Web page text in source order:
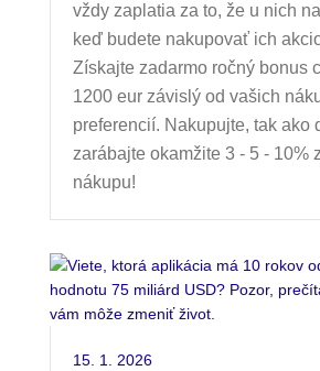
vždy zaplatia za to, že u nich
keď budete nakupovať ich
Získajte zadarmo ročný bonus
1200 eur závislý od vašich
preferencií. Nakupujte, tak ako
zarábajte okamžite 3 - 5 - 10%
nákupu!
15. 1. 2026